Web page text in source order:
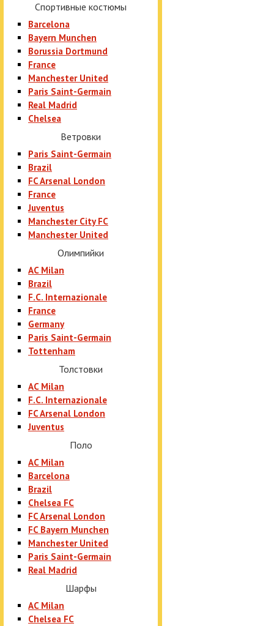
Спортивные костюмы
Barcelona
Bayern Munchen
Borussia Dortmund
France
Manchester United
Paris Saint-Germain
Real Madrid
Chelsea
Ветровки
Paris Saint-Germain
Brazil
FC Arsenal London
France
Juventus
Manchester City FC
Manchester United
Олимпийки
AC Milan
Brazil
F.C. Internazionale
France
Germany
Paris Saint-Germain
Tottenham
Толстовки
AC Milan
F.C. Internazionale
FC Arsenal London
Juventus
Поло
AC Milan
Barcelona
Brazil
Chelsea FC
FC Arsenal London
FC Bayern Munchen
Manchester United
Paris Saint-Germain
Real Madrid
Шарфы
AC Milan
Chelsea FC